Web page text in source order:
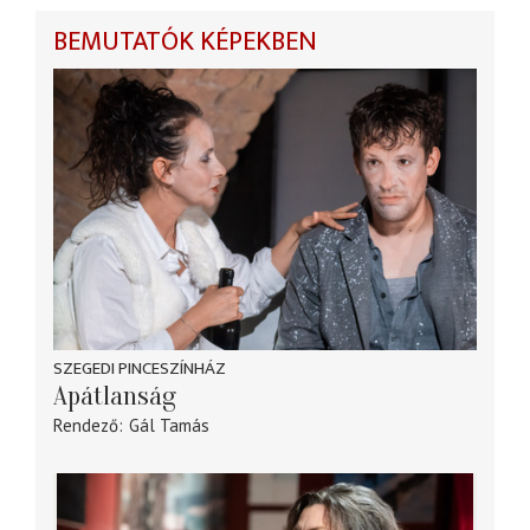
BEMUTATÓK KÉPEKBEN
SZEGEDI PINCESZÍNHÁZ
Apátlanság
Rendező Gál Tamás